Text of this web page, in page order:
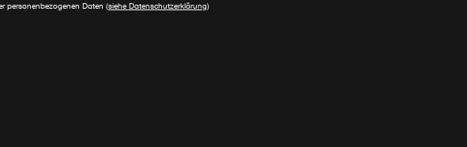
personenbezogenen Daten (siehe Datenschutzerklärung)